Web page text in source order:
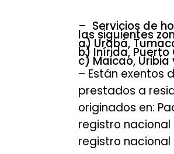
– Servicios de
las siguientes
a) Urabá,
b) Inírida, Puerto
c) Maicao, Uribia
– Están exentos
prestados a
originados en:
registro
registro